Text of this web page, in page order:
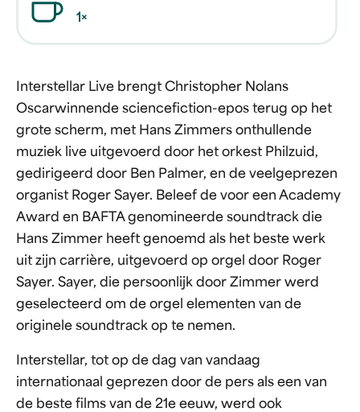
1×
Interstellar Live brengt Christopher Nolans
Oscarwinnende sciencefiction-epos terug op het
grote scherm, met Hans Zimmers onthullende
muziek live uitgevoerd door het orkest Philzuid,
gedirigeerd door Ben Palmer, en de veelgeprezen
organist Roger Sayer. Beleef de voor een Academy
Award en BAFTA genomineerde soundtrack die
Hans Zimmer heeft genoemd als het beste werk
uit zijn carrière, uitgevoerd op orgel door Roger
Sayer. Sayer, die persoonlijk door Zimmer werd
geselecteerd om de orgel elementen van de
originele soundtrack op te nemen.
Interstellar, tot op de dag van vandaag
internationaal geprezen door de pers als een van
de beste films van de 21e eeuw, werd ook